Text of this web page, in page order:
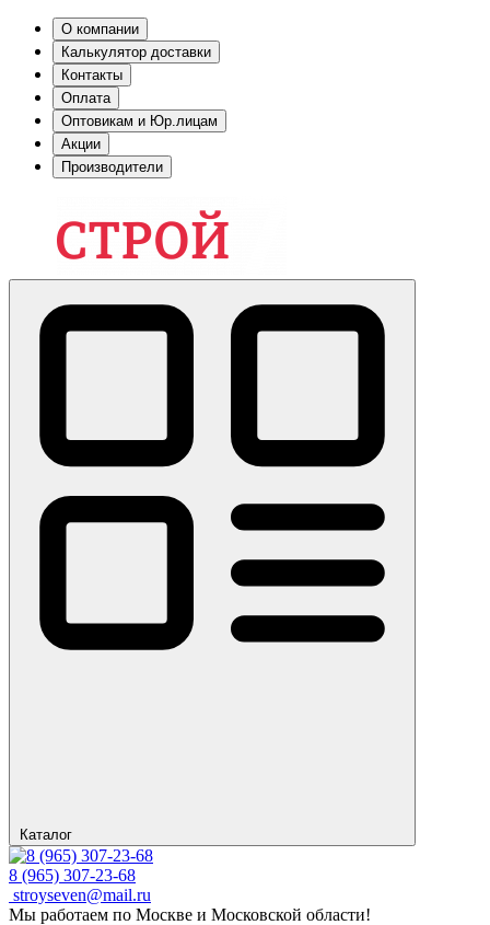
О компании
Калькулятор доставки
Контакты
Оплата
Оптовикам и Юр.лицам
Акции
Производители
Каталог
8 (965) 307-23-68
stroyseven@mail.ru
Мы работаем по Москве и Московской области!